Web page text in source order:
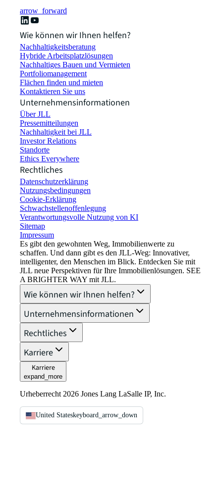
arrow_forward
Wie können wir Ihnen helfen?
Nachhaltigkeitsberatung
Hybride Arbeitsplatzlösungen
Nachhaltiges Bauen und Vermieten
Portfoliomanagement
Flächen finden und mieten
Kontaktieren Sie uns
Unternehmensinformationen
Über JLL
Pressemitteilungen
Nachhaltigkeit bei JLL
Investor Relations
Standorte
Ethics Everywhere
Rechtliches
Datenschutzerklärung
Nutzungsbedingungen
Cookie-Erklärung
Schwachstellenoffenlegung
Verantwortungsvolle Nutzung von KI
Sitemap
Impressum​
Es gibt den gewohnten Weg, Immobilienwerte zu
schaffen. Und dann gibt es den JLL-Weg: Innovativer,
intelligenter, den Menschen im Blick. Entdecken Sie mit
JLL neue Perspektiven für Ihre Immobilienlösungen. SEE
A BRIGHTER WAY mit JLL.
Wie können wir Ihnen helfen?
Unternehmensinformationen
Rechtliches
Karriere
Karriere
expand_more
Urheberrecht 2026 Jones Lang LaSalle IP, Inc.
United Stateskeyboard_arrow_down